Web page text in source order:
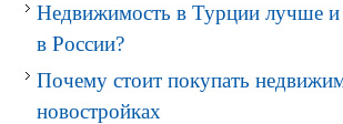
Недвижимость в Турции лучше и
в России?
Почему стоит покупать
новостройках